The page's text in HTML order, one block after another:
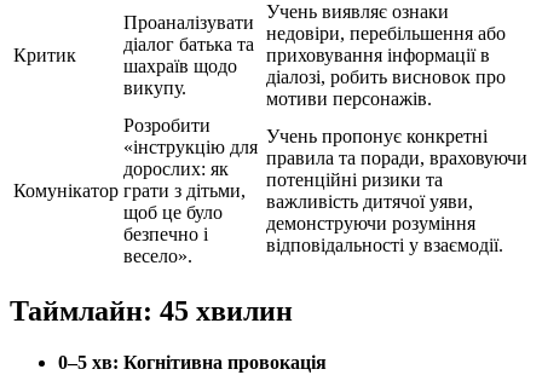
Критик
Проаналізувати
діалог батька та
шахраїв щодо
викупу.
Учень виявляє ознаки
недовіри, перебільшення або
приховування інформації в
діалозі, робить висновок про
мотиви персонажів.
Комунікатор
Розробити
«інструкцію для
дорослих: як
грати з дітьми,
щоб це було
безпечно і
весело».
Учень пропонує конкретні
правила та поради, враховуючи
потенційні ризики та
важливість дитячої уяви,
демонструючи розуміння
відповідальності у взаємодії.
Таймлайн: 45 хвилин
0–5 хв: Когнітивна провокація